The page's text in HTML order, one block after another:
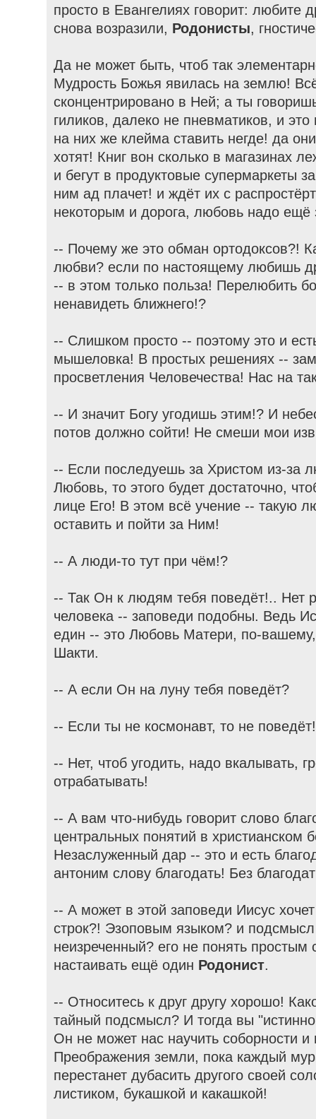
просто в Евангелиях говорит: любите
снова возразили, Родонисты,
Да не может быть, чтоб так
Мудрость Божья явилась на землю!
сконцентрировано в Ней; а ты
гиликов, далеко не пневматиков, и
на них же клейма ставить негде! да
хотят! Книг вон сколько в магазинах
и бегут в продуктовые супермаркеты
ним ад плачет! и ждёт их с
некоторым и дорога, любовь надо ещё
-- Почему же это обман ортодоксов?!
любви? если по настоящему любишь
-- в этом только польза! Перелюбить
ненавидеть ближнего!?
-- Слишком просто -- поэтому это и
мышеловка! В простых решениях --
просветления Человечества! Нас на
-- И значит Богу угодишь этим!? И
потов должно сойти! Не смеши мои
-- Если последуешь за Христом из-за
Любовь, то этого будет достаточно,
лице Его! В этом всё учение -- такую
оставить и пойти за Ним!
-- А люди-то тут при чём!?
-- Так Он к людям тебя поведёт!.. Нет
человека -- заповеди подобны. Ведь
един -- это Любовь Матери, по-
Шакти.
-- А если Он на луну тебя поведёт?
-- Если ты не космонавт, то не поведёт!
-- Нет, чтоб угодить, надо вкалывать,
отрабатывать!
-- А вам что-нибудь говорит слово
центральных понятий в христианском
Незаслуженный дар -- это и есть
антоним слову благодать! Без
-- А может в этой заповеди Иисус
строк?! Эзоповым языком? и
неизреченный? его не понять
настаивать ещё один Родонист.
-- Относитесь к друг другу хорошо!
тайный подсмысл? И тогда вы
Он не может нас научить соборности
Преображения земли, пока каждый
перестанет дубасить другого своей
листиком, букашкой и какашкой!